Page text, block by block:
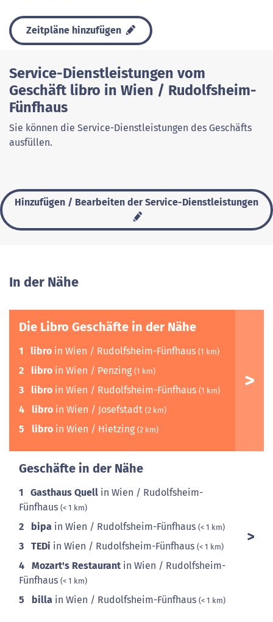
Zeitpläne hinzufügen
Service-Dienstleistungen vom
Geschäft libro in Wien / Rudolfsheim-
Fünfhaus
Sie können die Service-Dienstleistungen des Geschäfts
ausfüllen.
Hinzufügen / Bearbeiten der Service-Dienstleistungen
In der Nähe
Die Libro Geschäfte in der Nähe
1 libro in Wien / Rudolfsheim-Fünfhaus (1 km)
2 libro in Wien / Penzing (1 km)
3 libro in Wien / Rudolfsheim-Fünfhaus (1 km)
4 libro in Wien / Josefstadt (2 km)
5 libro in Wien / Hietzing (2 km)
Geschäfte in der Nähe
1 Gasthaus Quell in Wien / Rudolfsheim-
Fünfhaus (< 1 km)
2 bipa in Wien / Rudolfsheim-Fünfhaus (< 1 km)
3 TEDi in Wien / Rudolfsheim-Fünfhaus (< 1 km)
4 Mozart's Restaurant in Wien / Rudolfsheim-
Fünfhaus (< 1 km)
5 billa in Wien / Rudolfsheim-Fünfhaus (< 1 km)